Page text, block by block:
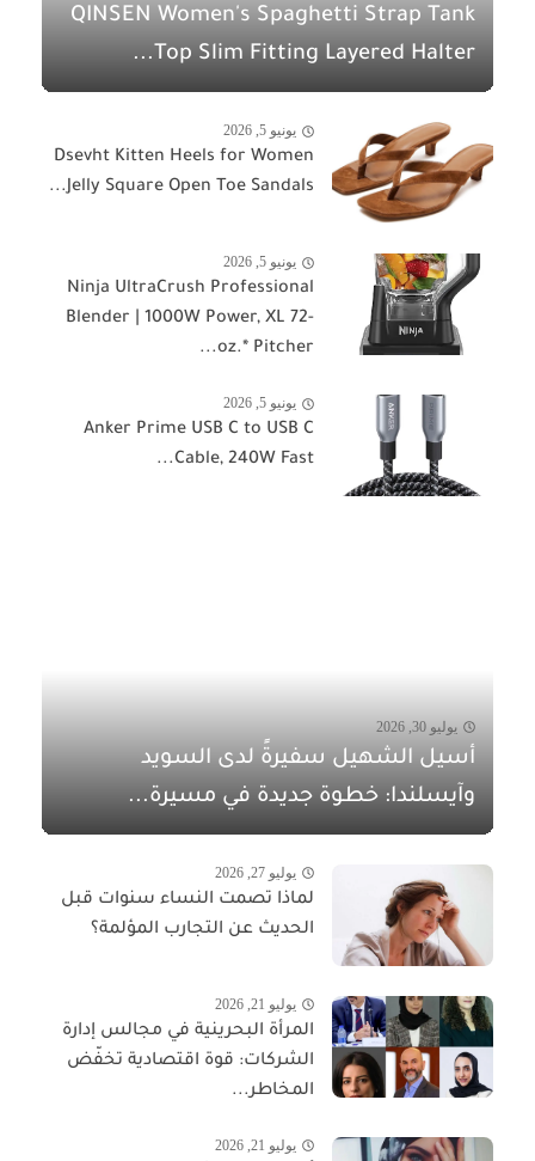
QINSEN Women's Spaghetti Strap Tank
Top Slim Fitting Layered Halter...
يونيو 5, 2026
Dsevht Kitten Heels for Women
Jelly Square Open Toe Sandals...
يونيو 5, 2026
Ninja UltraCrush Professional
Blender | 1000W Power, XL 72-
oz.* Pitcher...
يونيو 5, 2026
Anker Prime USB C to USB C
Cable, 240W Fast...
يوليو 30, 2026
أسيل الشهيل سفيرةً لدى السويد
وآيسلندا: خطوة جديدة في مسيرة...
يوليو 27, 2026
لماذا تصمت النساء سنوات قبل
الحديث عن التجارب المؤلمة؟
يوليو 21, 2026
المرأة البحرينية في مجالس إدارة
الشركات: قوة اقتصادية تخفّض
المخاطر...
يوليو 21, 2026